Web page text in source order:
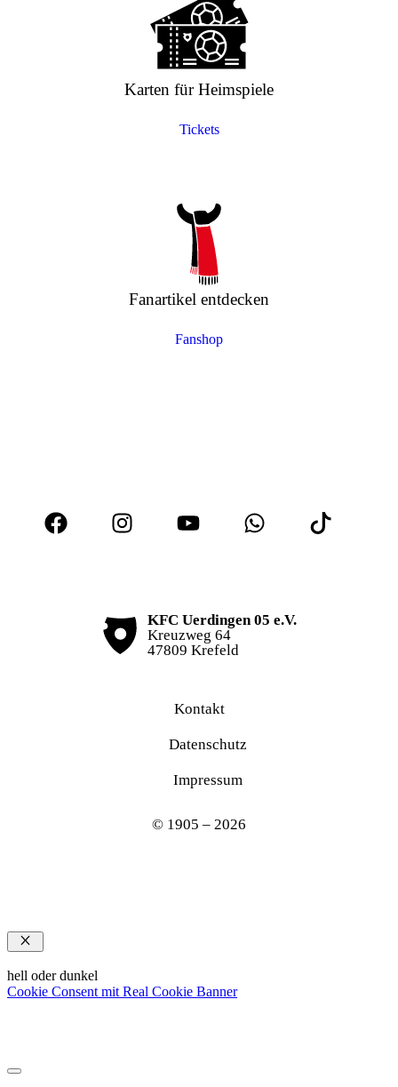
Karten für Heimspiele
Tickets
Fanartikel entdecken
Fanshop
KFC Uerdingen 05 e.V.
Kreuzweg 64
47809 Krefeld
Kontakt
Datenschutz
Impressum
© 1905 – 2026
Schließen
hell oder dunkel
Cookie Consent mit Real Cookie Banner